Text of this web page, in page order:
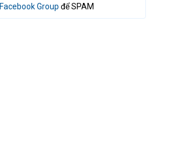
Facebook Group để SPAM